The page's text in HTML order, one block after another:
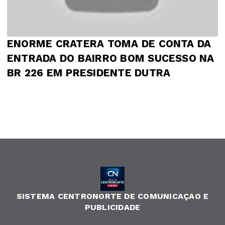
ENORME CRATERA TOMA DE CONTA DA
ENTRADA DO BAIRRO BOM SUCESSO NA
BR 226 EM PRESIDENTE DUTRA
SISTEMA CENTRONORTE DE COMUNICAÇAO E
PUBLICIDADE